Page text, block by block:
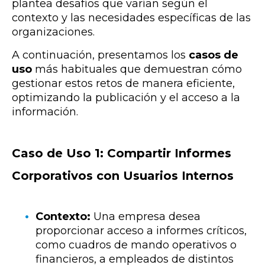
plantea desafíos que varían según el
contexto y las necesidades específicas de las
organizaciones.
A continuación, presentamos los casos de
uso más habituales que demuestran cómo
gestionar estos retos de manera eficiente,
optimizando la publicación y el acceso a la
información.
Caso de Uso 1: Compartir Informes
Corporativos con Usuarios Internos
Contexto: Una empresa desea
proporcionar acceso a informes críticos,
como cuadros de mando operativos o
financieros, a empleados de distintos